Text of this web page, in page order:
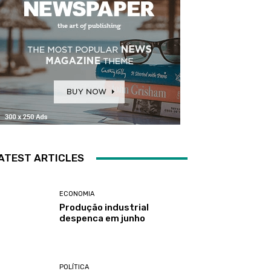
ARTICLES
ECONOMIA
Produção industrial
despenca em junho
POLÍTICA